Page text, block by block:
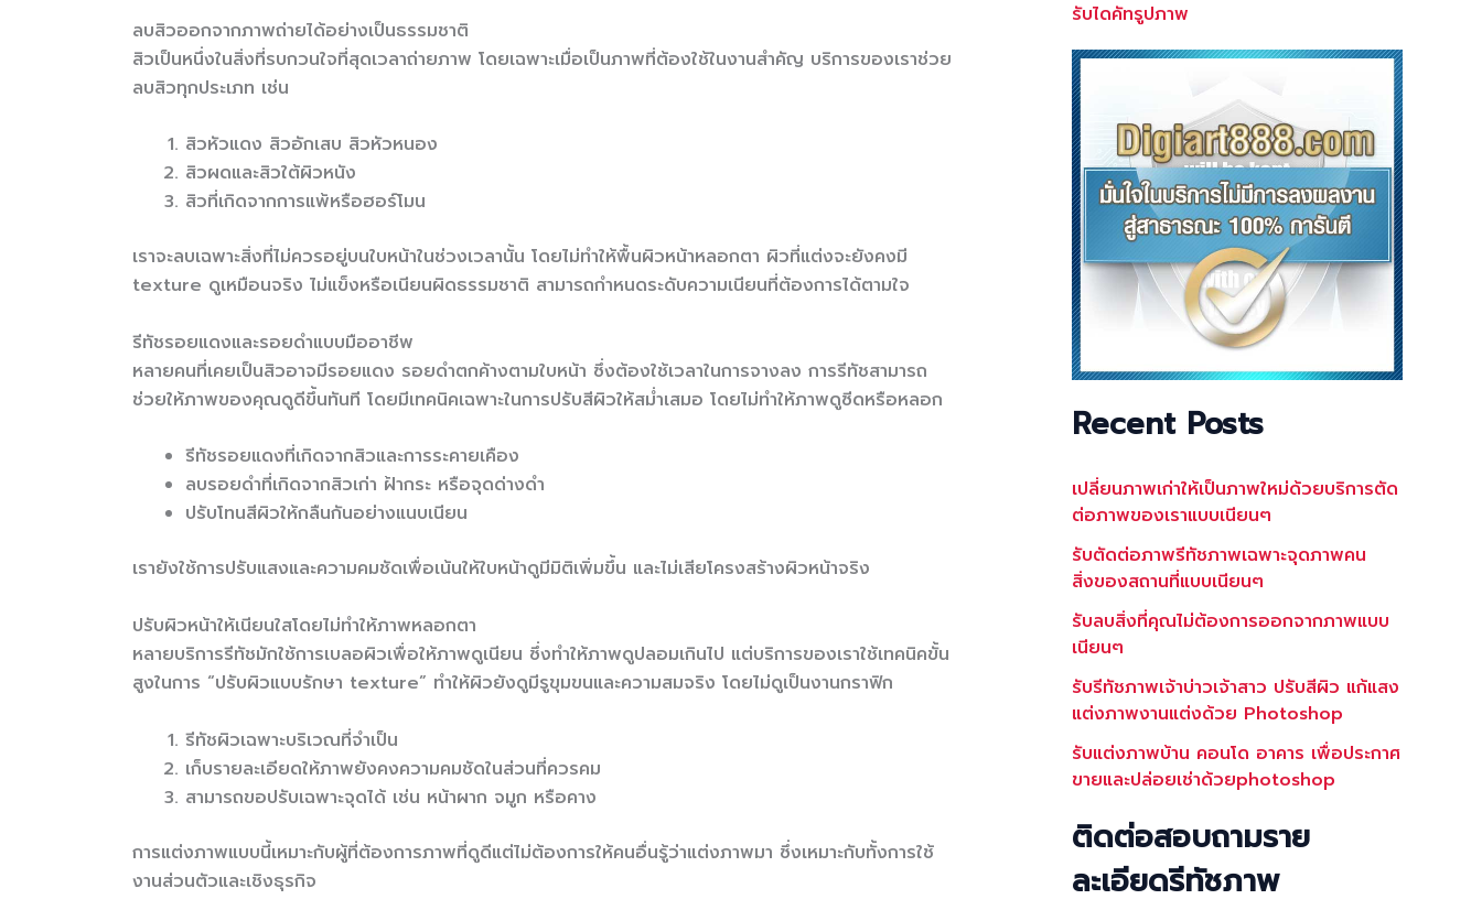
ลบสิวออกจากภาพถ่ายได้อย่างเป็นธรรมชาติ
สิวเป็นหนึ่งในสิ่งที่รบกวนใจที่สุดเวลาถ่ายภาพ โดยเฉพาะเมื่อเป็นภาพที่ต้องใช้ในงานสำคัญ บริการของเราช่วย
ลบสิวทุกประเภท เช่น
สิวหัวแดง สิวอักเสบ สิวหัวหนอง
สิวผดและสิวใต้ผิวหนัง
สิวที่เกิดจากการแพ้หรือฮอร์โมน
เราจะลบเฉพาะสิ่งที่ไม่ควรอยู่บนใบหน้าในช่วงเวลานั้น โดยไม่ทำให้พื้นผิวหน้าหลอกตา ผิวที่แต่งจะยังคงมี
texture ดูเหมือนจริง ไม่แข็งหรือเนียนผิดธรรมชาติ สามารถกำหนดระดับความเนียนที่ต้องการได้ตามใจ
รีทัชรอยแดงและรอยดำแบบมืออาชีพ
หลายคนที่เคยเป็นสิวอาจมีรอยแดง รอยดำตกค้างตามใบหน้า ซึ่งต้องใช้เวลาในการจางลง การรีทัชสามารถ
ช่วยให้ภาพของคุณดูดีขึ้นทันที โดยมีเทคนิคเฉพาะในการปรับสีผิวให้สม่ำเสมอ โดยไม่ทำให้ภาพดูซีดหรือหลอก
รีทัชรอยแดงที่เกิดจากสิวและการระคายเคือง
ลบรอยดำที่เกิดจากสิวเก่า ฝ้ากระ หรือจุดด่างดำ
ปรับโทนสีผิวให้กลืนกันอย่างแนบเนียน
เรายังใช้การปรับแสงและความคมชัดเพื่อเน้นให้ใบหน้าดูมีมิติเพิ่มขึ้น และไม่เสียโครงสร้างผิวหน้าจริง
ปรับผิวหน้าให้เนียนใสโดยไม่ทำให้ภาพหลอกตา
หลายบริการรีทัชมักใช้การเบลอผิวเพื่อให้ภาพดูเนียน ซึ่งทำให้ภาพดูปลอมเกินไป แต่บริการของเราใช้เทคนิคขั้น
สูงในการ “ปรับผิวแบบรักษา texture” ทำให้ผิวยังดูมีรูขุมขนและความสมจริง โดยไม่ดูเป็นงานกราฟิก
รีทัชผิวเฉพาะบริเวณที่จำเป็น
เก็บรายละเอียดให้ภาพยังคงความคมชัดในส่วนที่ควรคม
สามารถขอปรับเฉพาะจุดได้ เช่น หน้าผาก จมูก หรือคาง
การแต่งภาพแบบนี้เหมาะกับผู้ที่ต้องการภาพที่ดูดีแต่ไม่ต้องการให้คนอื่นรู้ว่าแต่งภาพมา ซึ่งเหมาะกับทั้งการใช้
งานส่วนตัวและเชิงธุรกิจ
รับไดคัทรูปภาพ
Recent Posts
เปลี่ยนภาพเก่าให้เป็นภาพใหม่ด้วยบริการตัด
ต่อภาพของเราแบบเนียนๆ
รับตัดต่อภาพรีทัชภาพเฉพาะจุดภาพคน
สิ่งของสถานที่แบบเนียนๆ
รับลบสิ่งที่คุณไม่ต้องการออกจากภาพแบบ
เนียนๆ
รับรีทัชภาพเจ้าบ่าวเจ้าสาว ปรับสีผิว แก้แสง
แต่งภาพงานแต่งด้วย Photoshop
รับแต่งภาพบ้าน คอนโด อาคาร เพื่อประกาศ
ขายและปล่อยเช่าด้วยphotoshop
ติดต่อสอบถามราย
ละเอียดรีทัชภาพ